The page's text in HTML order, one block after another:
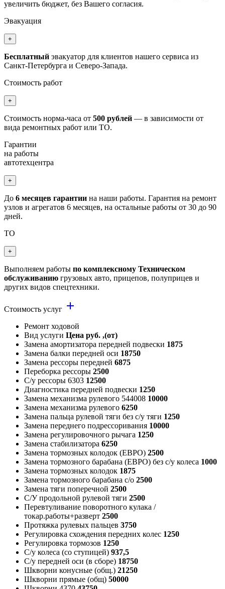
увеличить бюджет, без Вашего согласия.
Эвакуация
+
Бесплатный эвакуатор для клиентов нашего сервиса из
Санкт-Петербурга и Северо-Запада.
Стоимость работ
+
Стоимость норма-часа от 500 рублей — в зависимости от
вида ремонтных работ или ТО.
Гарантии
на работы
автотехцентра
+
До 6 месяцев гарантии на наши работы. Гарантия на ремонт
узлов и агрегатов 6 месяцев, на остальные работы от 30 до 90
дней.
ТО
+
Выполняем работы по комплексному Техническом
обслуживанию грузовых авто, прицепов, полуприцев и
других видов спецтехники.
Стоимость услуг add
Ремонт ходовой
Вид услуги Цена руб. ,(от)
Замена амортизатора передней подвески 1875
Замена балки передней оси 18750
Замена рессоры передней 6875
Переборка рессоры 2500
С/у рессоры 6303 12500
Диагностика передней подвески 1250
Замена механизма рулевого 544008 10000
Замена механизма рулевого 6250
Замена пальца рулевой тяги без с/у тяги 1250
Замена переднего подрессоривания 10000
Замена регулировочного рычага 1250
Замена стабилизатора 6250
Замена тормозных колодок (ЕВРО) 2500
Замена тормозного барабана (ЕВРО) без с/у колеса 1000
Замена тормозных колодок 1875
Замена тормозного барабана с/о 2500
Замена тяги поперечной 2500
С/У продольной рулевой тяги 2500
Перевтуливание поворотного кулака /
токар.работы+разверт 2500
Протяжка рулевых пальцев 3750
Регулировка схождения передних колес 1250
Регулировка тормозов 1250
С/у колеса (со ступицей) 937,5
С/у передней оси (в сборе) 18750
Шкворни конусные (общ.) 21250
Шкворни прямые (общ) 50000